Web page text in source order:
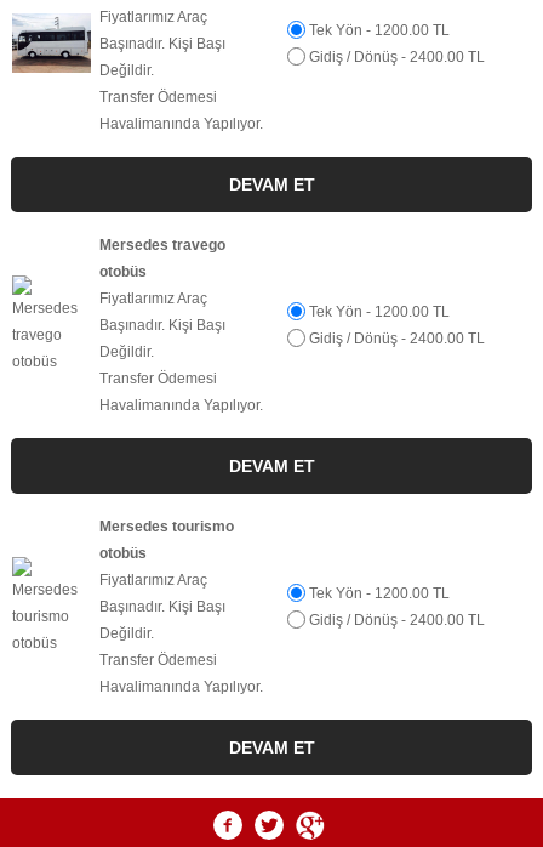
Fiyatlarımız Araç
Başınadır. Kişi Başı
Değildir.
Transfer Ödemesi
Havalimanında Yapılıyor.
Tek Yön - 1200.00 TL
Gidiş / Dönüş - 2400.00 TL
Mersedes travego
otobüs
Fiyatlarımız Araç
Başınadır. Kişi Başı
Değildir.
Transfer Ödemesi
Havalimanında Yapılıyor.
Tek Yön - 1200.00 TL
Gidiş / Dönüş - 2400.00 TL
Mersedes tourismo
otobüs
Fiyatlarımız Araç
Başınadır. Kişi Başı
Değildir.
Transfer Ödemesi
Havalimanında Yapılıyor.
Tek Yön - 1200.00 TL
Gidiş / Dönüş - 2400.00 TL